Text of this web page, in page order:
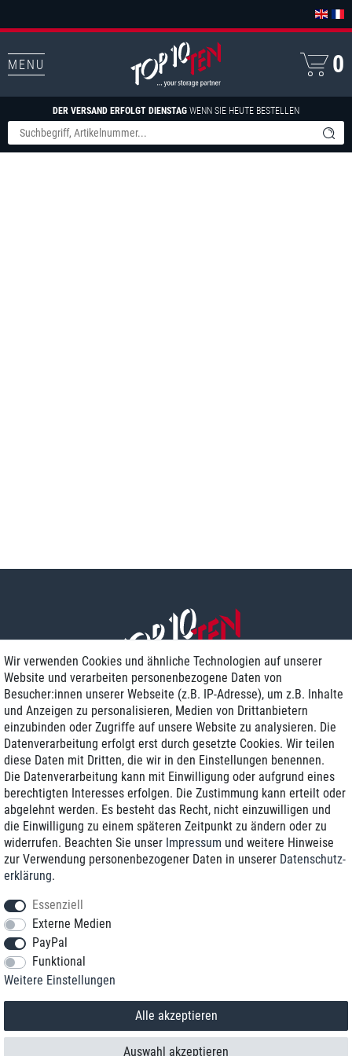
MENU
DER VERSAND ERFOLGT DIENSTAG WENN SIE HEUTE BESTELLEN
0
Zustellung am nächsten Werktag
Günstiger Versand
Generalüberholt mit Garantie
+49 8989 96160*
*Sie erreichen uns zum Ortstarif von Montag bis Freitag von 9 Uhr - 18 Uhr.
© 2018 TOP TEN Computervertrieb GmbH
Wir verwenden Cookies und ähnliche Technologien auf unserer
Website und verarbeiten personenbezogene Daten von
Besucher:innen unserer Webseite (z.B. IP-Adresse), um z.B. Inhalte
und Anzeigen zu personalisieren, Medien von Drittanbietern
einzubinden oder Zugriffe auf unsere Website zu analysieren. Die
Datenverarbeitung erfolgt erst durch gesetzte Cookies. Wir teilen
diese Daten mit Dritten, die wir in den Einstellungen benennen.
Die Datenverarbeitung kann mit Einwilligung oder aufgrund eines
berechtigten Interesses erfolgen. Die Zustimmung kann erteilt oder
abgelehnt werden. Es besteht das Recht, nicht einzuwilligen und
die Einwilligung zu einem späteren Zeitpunkt zu ändern oder zu
widerrufen. Beachten Sie unser Impressum und weitere Hinweise
zur Verwendung personenbezogener Daten in unserer Daten­schutz­
erklärung.
Essenziell
Externe Medien
PayPal
Funktional
Weitere Einstellungen
Alle akzeptieren
Auswahl akzeptieren